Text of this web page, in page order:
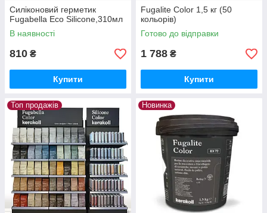
Силіконовий герметик
Fugabella Eco Silicone,310мл
В наявності
810 ₴
Купити
Fugalite Color 1,5 кг (50
кольорів)
Готово до відправки
1 788 ₴
Купити
Топ продажів Новинка